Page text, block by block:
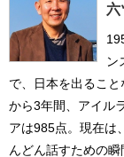
六
ン
で、日本を出るこ
から3年間、アイル
アは985点。現在は
んどん話すための